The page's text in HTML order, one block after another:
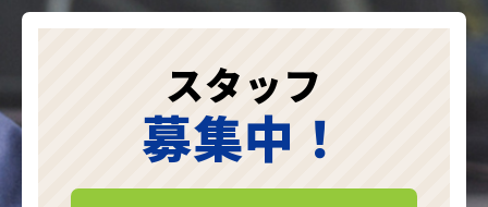
スタッフ
募集中！